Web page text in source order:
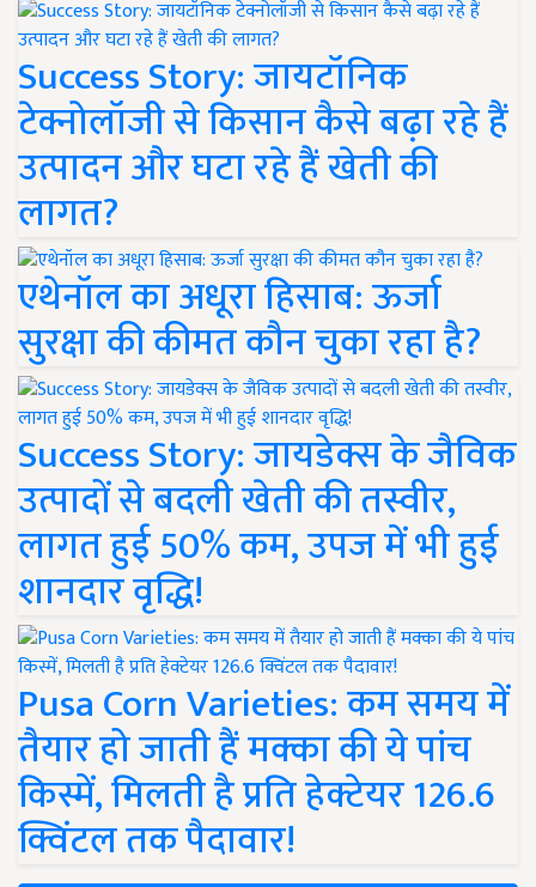
Success Story: जायटॉनिक
टेक्नोलॉजी से किसान कैसे बढ़ा रहे हैं
उत्पादन और घटा रहे हैं खेती की
लागत?
एथेनॉल का अधूरा हिसाब: ऊर्जा
सुरक्षा की कीमत कौन चुका रहा है?
Success Story: जायडेक्स के जैविक
उत्पादों से बदली खेती की तस्वीर,
लागत हुई 50% कम, उपज में भी हुई
शानदार वृद्धि!
Pusa Corn Varieties: कम समय में
तैयार हो जाती हैं मक्का की ये पांच
किस्में, मिलती है प्रति हेक्टेयर 126.6
क्विंटल तक पैदावार!